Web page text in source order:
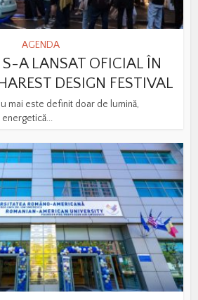
AGENDA
A LANSAT OFICIAL ÎN
DESIGN FESTIVAL
mai este definit doar de lumină,